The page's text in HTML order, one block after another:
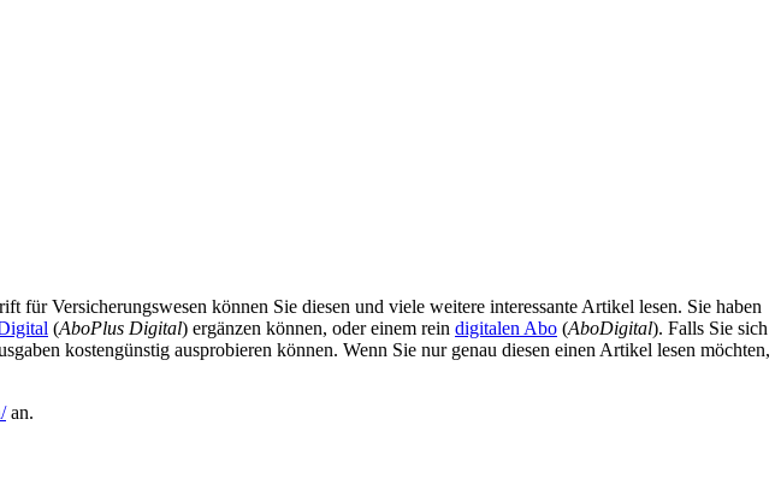
für Versicherungswesen können Sie diesen und viele weitere interessante Artikel lesen. Sie haben
(AboPlus Digital) ergänzen können, oder einem rein digitalen Abo (AboDigital). Falls Sie sich
kostengünstig ausprobieren können. Wenn Sie nur genau diesen einen Artikel lesen möchten,
an.